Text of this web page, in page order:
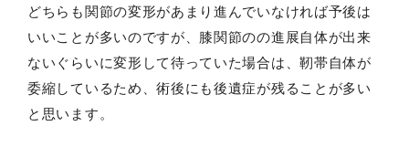
どちらも関節の変形があまり進んでいなければ予後は
いいことが多いのですが、膝関節のの進展自体が出来
ないぐらいに変形して待っていた場合は、靭帯自体が
委縮しているため、術後にも後遺症が残ることが多い
と思います。